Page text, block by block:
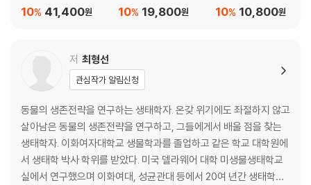
41,400원
10% 19,800원
10% 10,800원
10%
저 최형선
관심작가 알림신청
동물의 생존전략을 연구하는 생태학자. 온갖 위기에도 좌절하지 않고
살아남은 동물의 생존전략을 연구하고, 그들에게서 배울 점을 찾는
생태학자. 이화여자대학교 생물학과를 졸업하고 같은 학교 대학원에
서 생태학 박사 학위를 받았다. 미국 델라웨어 대학 미생물생태학교
실에서 연구했으며 이화여대, 성균관대 등에서 20여 년간 생태학과